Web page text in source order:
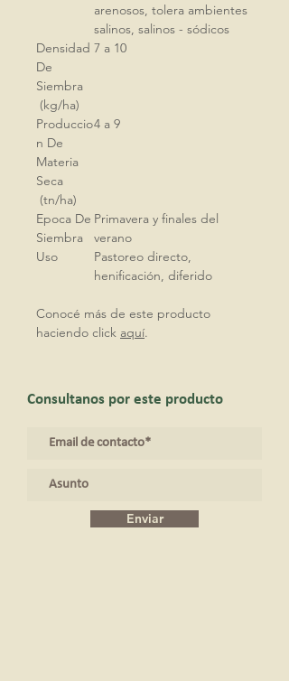
arenosos, tolera ambientes
salinos, salinos - sódicos
Densidad
De
Siembra
(kg/ha)
7 a 10
Produccio
n De
Materia
Seca
(tn/ha)
4 a 9
Epoca De
Siembra
Primavera y finales del
verano
Uso
Pastoreo directo,
henificación, diferido
Conocé más de este producto
haciendo click aquí.
Consultanos por este producto
Enviar